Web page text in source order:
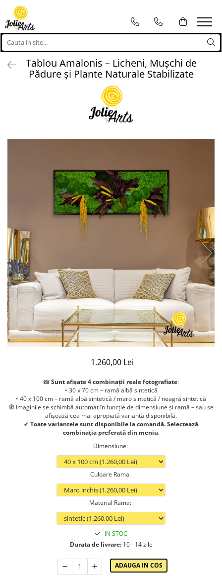
Tablouri
Tablouri cu licheni, muschi si
plante naturale stabilizate
Tablouri licheni
Proiecte personalizate
Proiecte personalizate
Logo-uri personalizate
Tablou Amalonis – Licheni, Mușchi de
Pădure și Plante Naturale Stabilizate
1.260,00 Lei
📸Sunt afișate 4 combinații reale fotografiate:
• 30 x 70 cm – ramă albă sintetică
• 40 x 100 cm – ramă albă sintetică / maro sintetică / neagră sintetică
🧭 Imaginile se schimbă automat în funcție de dimensiune și ramă – sau se
afișează cea mai apropiată variantă disponibilă.
✔ Toate variantele sunt disponibile la comandă. Selectează
combinația preferată din meniu.
Dimensiune:
Culoare Rama:
Material Rama:
IN STOC
Durata de livrare:10 - 14 zile
ADAUGA IN COS